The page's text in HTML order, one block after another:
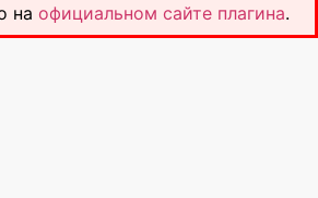
на официальном сайте плагина.